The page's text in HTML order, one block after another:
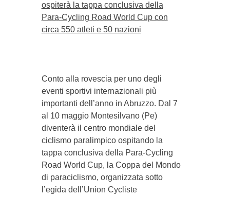
ospiterà la tappa conclusiva della
Para-Cycling Road World Cup con
circa 550 atleti e 50 nazioni
Conto alla rovescia per uno degli
eventi sportivi internazionali più
importanti dell’anno in Abruzzo. Dal 7
al 10 maggio Montesilvano (Pe)
diventerà il centro mondiale del
ciclismo paralimpico ospitando la
tappa conclusiva della Para-Cycling
Road World Cup, la Coppa del Mondo
di paraciclismo, organizzata sotto
l’egida dell’Union Cycliste